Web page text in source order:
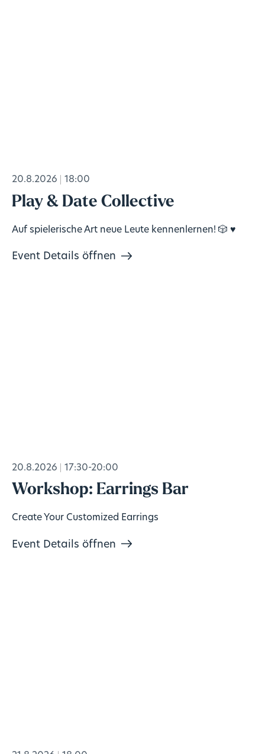
20.8.2026 18:00
Play & Date Collective
Auf spielerische Art neue Leute kennenlernen! 🎲 ♥️
Event Details öffnen
20.8.2026 17:30-20:00
Workshop: Earrings Bar
Create Your Customized Earrings
Event Details öffnen